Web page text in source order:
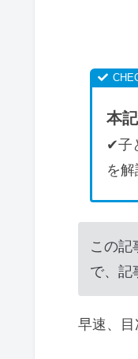
本
✔子
を解
この記
で、記
早速、目